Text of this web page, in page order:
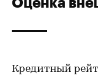
Кредитный